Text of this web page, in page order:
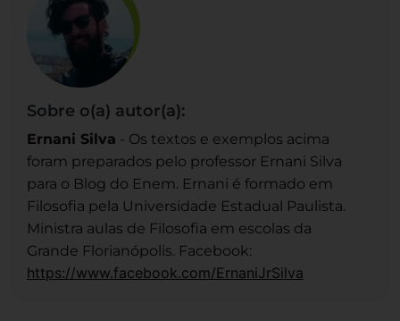
Sobre o(a) autor(a):
Ernani Silva - Os textos e exemplos acima
foram preparados pelo professor Ernani Silva
para o Blog do Enem. Ernani é formado em
Filosofia pela Universidade Estadual Paulista.
Ministra aulas de Filosofia em escolas da
Grande Florianópolis. Facebook:
https://www.facebook.com/ErnaniJrSilva